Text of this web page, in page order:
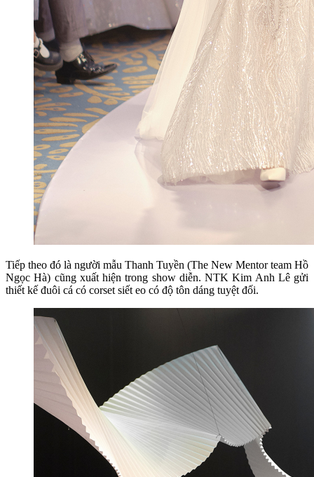
Tiếp theo đó là người mẫu Thanh Tuyền (The New Mentor team Hồ
Ngọc Hà) cũng xuất hiện trong show diễn. NTK Kim Anh Lê gửi
thiết kế đuôi cá có corset siết eo có độ tôn dáng tuyệt đối.